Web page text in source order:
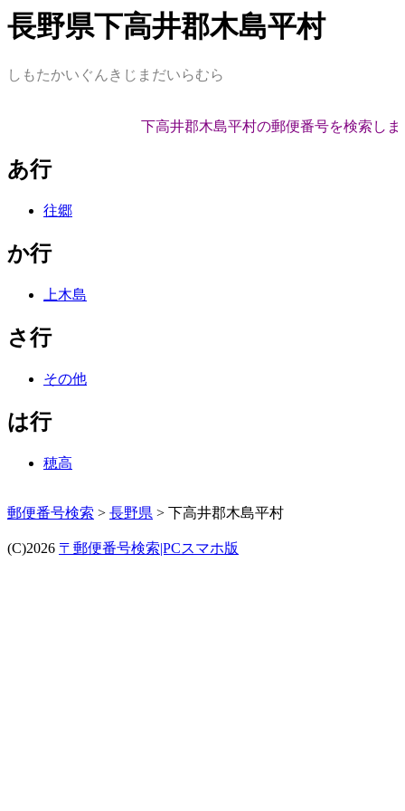
長野県下高井郡木島平村
しもたかいぐんきじまだいらむら
下高井郡木島平村の郵便番号を検索しま
あ行
往郷
か行
上木島
さ行
その他
は行
穂高
郵便番号検索 > 長野県 > 下高井郡木島平村
(C)2026 〒郵便番号検索|PCスマホ版